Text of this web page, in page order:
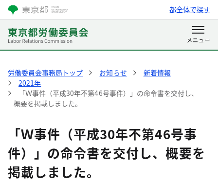
都全体で探す
労働委員会事務局トップ お知らせ
新着情報
2021年
「Ｗ事件（平成30年不第46号事件）」の命令書を交付し、
概要を掲載しました。
「Ｗ事件（平成30年不第46号事
件）」の命令書を交付し、概要を
掲載しました。